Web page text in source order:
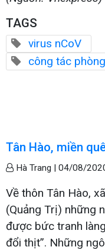
TAGS
virus nCoV
công tác
Tân Hào, miền
Hà Trang | 04/08/
Về thôn Tân Hào,
(Quảng Trị) những
được bức tranh
đổi thịt”. Những